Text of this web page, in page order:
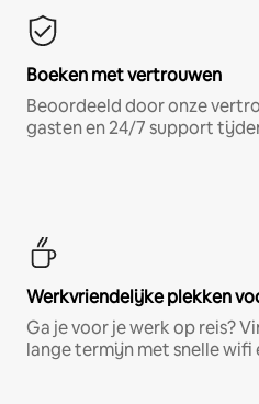
Boeken met vertrouwen
Beoordeeld door onze
gasten en 24/7 support
Werkvriendelijke plekken
Ga je voor je werk op reis?
lange termijn met snelle